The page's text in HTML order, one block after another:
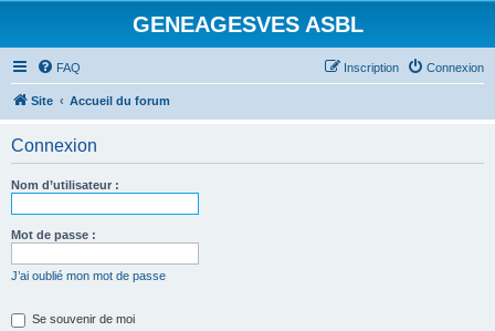
GENEAGESVES ASBL
FAQ Connexion
Inscription
Site Accueil du forum
Connexion
Nom d’utilisateur :
Mot de passe :
J’ai oublié mon mot de passe
Se souvenir de moi